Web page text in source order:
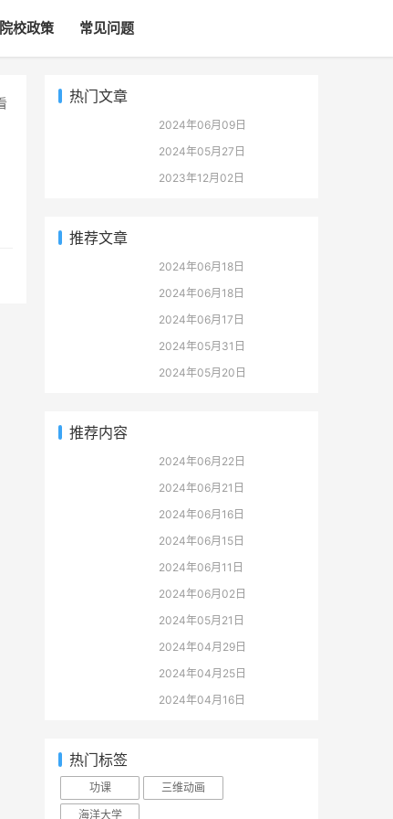
院校政策 常见问题
热门文章
2024年06月09日
2024年05月27日
2023年12月02日
推荐文章
2024年06月18日
2024年06月18日
2024年06月17日
2024年05月31日
2024年05月20日
推荐内容
2024年06月22日
2024年06月21日
2024年06月16日
2024年06月15日
2024年06月11日
2024年06月02日
2024年05月21日
2024年04月29日
2024年04月25日
2024年04月16日
热门标签
功课
三维动画
海洋大学